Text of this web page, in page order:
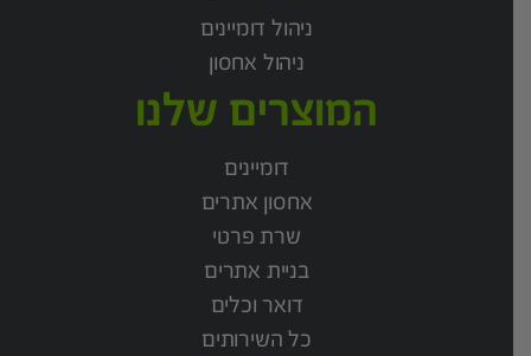
ניהול דומיינים
ניהול אחסון
המוצרים שלנו
דומיינים
אחסון אתרים
שרת פרטי
בניית אתרים
דואר וכלים
כל השירותים